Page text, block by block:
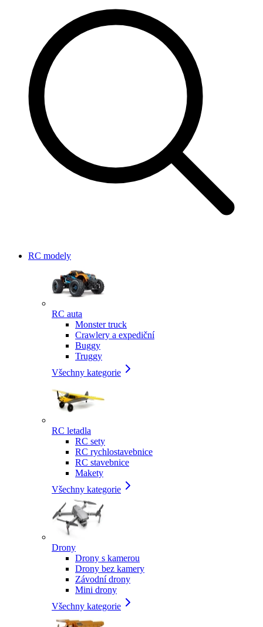
RC modely
RC auta
Monster truck
Crawlery a expediční
Buggy
Truggy
Všechny kategorie
RC letadla
RC sety
RC rychlostavebnice
RC stavebnice
Makety
Všechny kategorie
Drony
Drony s kamerou
Drony bez kamery
Závodní drony
Mini drony
Všechny kategorie